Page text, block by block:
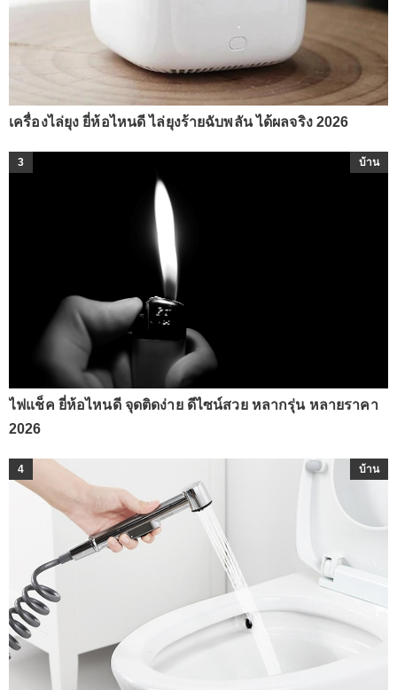
เครื่องไล่ยุง ยี่ห้อไหนดี ไล่ยุงร้ายฉับพลัน ได้ผลจริง 2026
3 บ้าน
ไฟแช็ค ยี่ห้อไหนดี จุดติดง่าย ดีไซน์สวย หลากรุ่น หลายราคา
2026
4 บ้าน